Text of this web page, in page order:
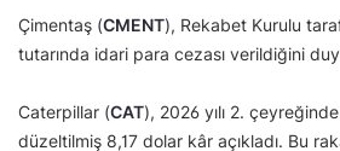
Çimentaş (CMENT), Rekabet Kurulu
tutarında idari para cezası verildiğini
Caterpillar (CAT), 2026 yılı 2.
düzeltilmiş 8,17 dolar kâr açıkladı. Bu